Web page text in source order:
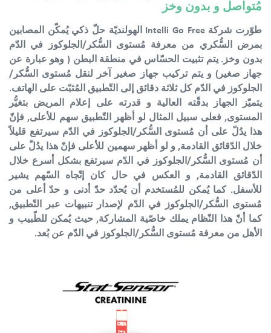
مُتواصل و بدون وخز
طوّرت شركة Intelli Go Free الهولنديّة حلّ ذكي يُمكّن المصابين
بمرض السُّكري من معرفة مُستوى السُّكر/الجلوكوز في الدّم
بدون وخز. يتم تثبيت الحسّاس في منطقة البطن ( وهو عبارة عن
جهاز صغير) و يتم تركيب جهاز صغير آخر لنقل مُستوى السُّكر/
الجلوكوز في الدّم كل ثلاثة دقائق إلى التّطبيق المُثبّت على الهاتف.
يتميّز الجهاز بدقّته العالية و قدرته على إعلام المريض بتغيُّر
المستوى, فعلى سبيل المثال لو أظهر التّطبيق سهم للأعلى, فإنّ
هذا يدُلّ على أن مُستوى السُّكر/الجلوكوز في الدّم سيرتفع قليلاً
خلال الدّقائق القادمة, و لو أظهر سهمين للأعلى فإنّ هذا يدُلّ على
أن مُستوى السُّكر/الجلوكوز في الدّم سيرتفع بشكل أسرع خلال
الدّقائق القادمة, و العكس في حال كان إتّجاه السّهم يشير
للأسفل. كما يُمكن للمُستخدم أن يُحدّد حدّ أدنى و حدّ أعلى من
مُستوى السُّكر/الجلوكوز في الدّم لإصدار تنبيهات عبر التّطبيق,
كما أنّ هذا النّظام يملك خاصّية المشاركة, حيث يُمكن للطّبيب و
الأهل من معرفة مُستوى السُّكر/الجلوكوز في الدّم عن بُعد.